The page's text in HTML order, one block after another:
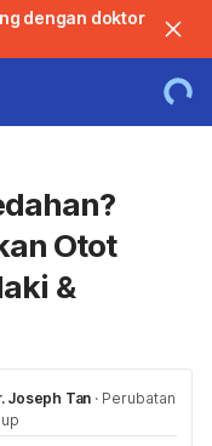
dengan doktor
Otot
&
Joseph Tan · Perubatan